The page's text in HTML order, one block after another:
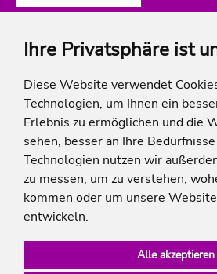
Ihre Privatsphäre ist
Diese Website verwendet
Technologien, um Ihnen ein
Erlebnis zu ermöglichen und die
sehen, besser an Ihre
Technologien nutzen wir
zu messen, um zu verstehen,
kommen oder um unsere
entwickeln.
Alle akzeptieren
ich-will-familienurlaub
Rechtliches
auf die Summe der Preise der Einzelleistungen.
**Streichpreise beziehen sich auf die ursprünglichen